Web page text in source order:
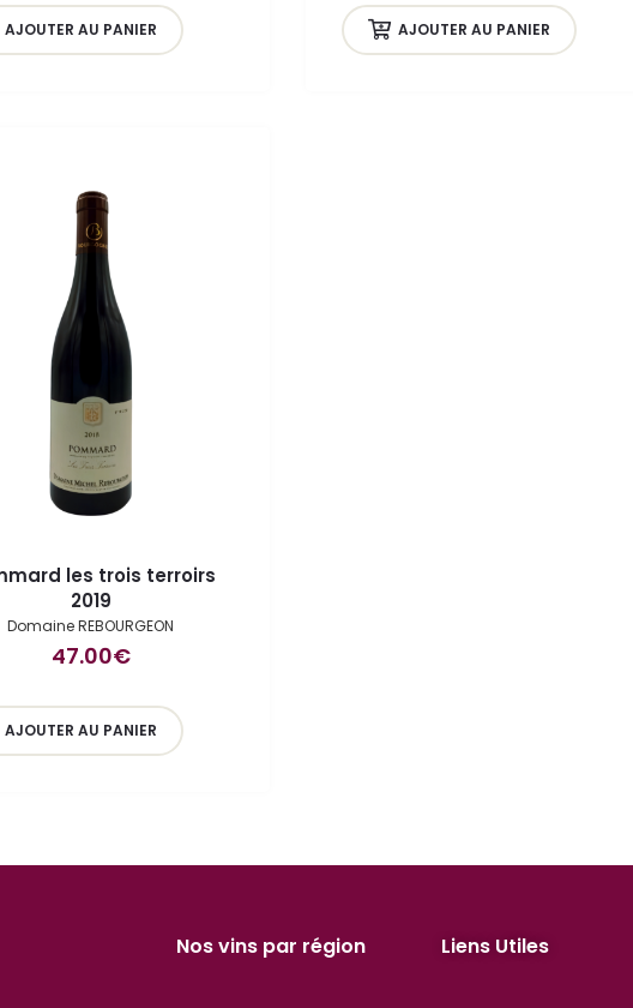
AJOUTER AU PANIER AJOUTER AU PANIER
les trois terroirs
2019
Domaine REBOURGEON
47.00€
AJOUTER AU PANIER
Nos vins par région Liens Utiles